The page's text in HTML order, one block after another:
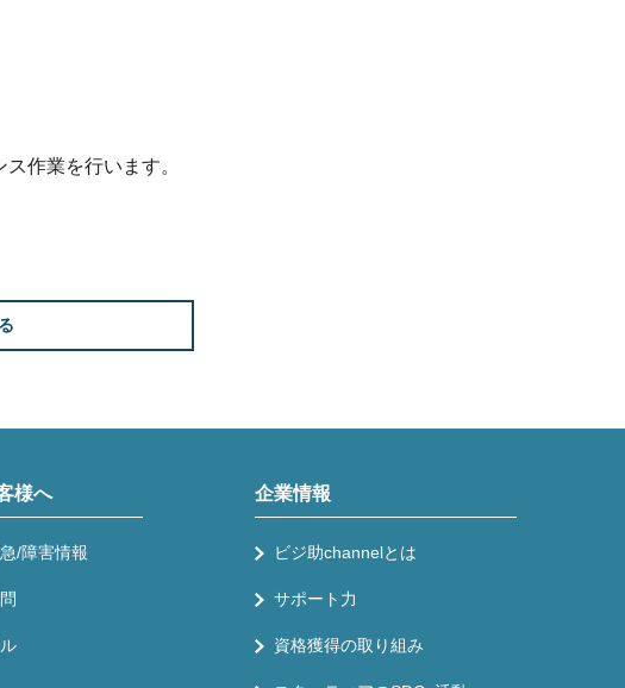
作業を行います。
様へ
/障害情報
企業情報
ビジ助channelとは
サポート力
資格獲得の取り組み